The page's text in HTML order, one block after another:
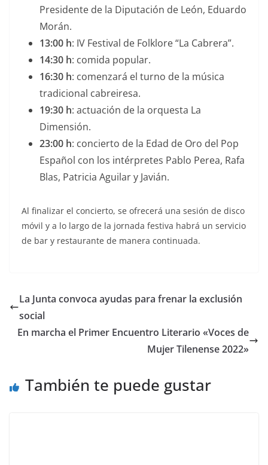
Presidente de la Diputación de León, Eduardo
Morán.
13:00 h: IV Festival de Folklore “La Cabrera”.
14:30 h: comida popular.
16:30 h: comenzará el turno de la música
tradicional cabreiresa.
19:30 h: actuación de la orquesta La
Dimensión.
23:00 h: concierto de la Edad de Oro del Pop
Español con los intérpretes Pablo Perea, Rafa
Blas, Patricia Aguilar y Javián.
Al finalizar el concierto, se ofrecerá una sesión de disco
móvil y a lo largo de la jornada festiva habrá un servicio
de bar y restaurante de manera continuada.
La Junta convoca ayudas para frenar la exclusión
social
En marcha el Primer Encuentro Literario «Voces de
Mujer Tilenense 2022»
También te puede gustar